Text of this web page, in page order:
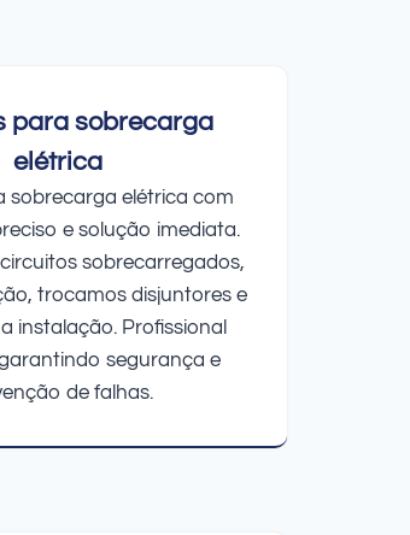
para sobrecarga
elétrica
sobrecarga elétrica com
e solução imediata.
sobrecarregados,
trocamos disjuntores e
instalação. Profissional
segurança e
de falhas.